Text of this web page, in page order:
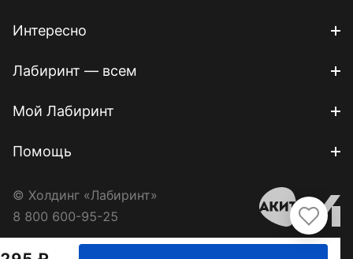
Интересно
Лабиринт — всем
Мой Лабиринт
Помощь
© Холдинг «Лабиринт»
8 800 600-95-25